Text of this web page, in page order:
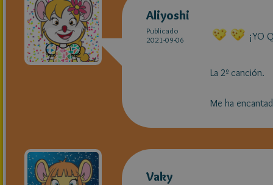
Aliyoshi
Publicado
2021-09-06
¡YO
La 2º canción.
Me ha
Vaky